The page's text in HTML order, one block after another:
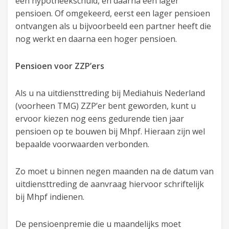
pensioen. Of omgekeerd, eerst een lager pensioen
ontvangen als u bijvoorbeeld een partner heeft die
nog werkt en daarna een hoger pensioen.
Pensioen voor ZZP’ers
Als u na uitdiensttreding bij Mediahuis Nederland
(voorheen TMG) ZZP’er bent geworden, kunt u
ervoor kiezen nog eens gedurende tien jaar
pensioen op te bouwen bij Mhpf. Hieraan zijn wel
bepaalde voorwaarden verbonden.
Zo moet u binnen negen maanden na de datum van
uitdiensttreding de aanvraag hiervoor schriftelijk
bij Mhpf indienen.
De pensioenpremie die u maandelijks moet